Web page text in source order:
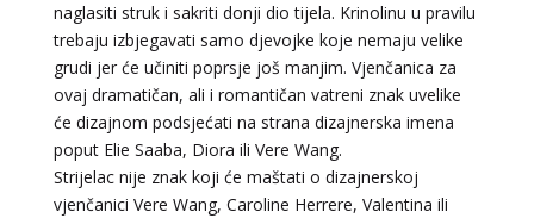
naglasiti struk i sakriti donji dio tijela. Krinolinu u pravilu
trebaju izbjegavati samo djevojke koje nemaju velike
grudi jer će učiniti poprsje još manjim. Vjenčanica za
ovaj dramatičan, ali i romantičan vatreni znak uvelike
će dizajnom podsjećati na strana dizajnerska imena
poput Elie Saaba, Diora ili Vere Wang.
Strijelac nije znak koji će maštati o dizajnerskoj
vjenčanici Vere Wang, Caroline Herrere, Valentina ili